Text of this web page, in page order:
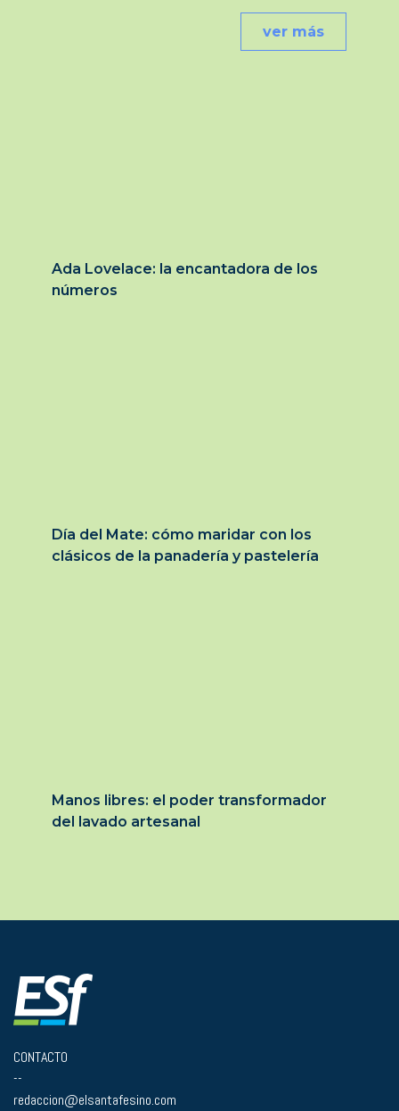
ver más
Ada Lovelace: la encantadora de los
números
Día del Mate: cómo maridar con los
clásicos de la panadería y pastelería
Manos libres: el poder transformador
del lavado artesanal
CONTACTO
--
redaccion@elsantafesino.com